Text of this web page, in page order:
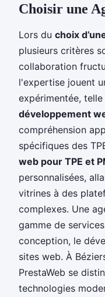
Choisir une
Lors du choix
plusieurs critères
collaboration
l'expertise jouent
expérimentée,
développement
compréhension
spécifiques des
web pour TPE et
personnalisées,
vitrines à des
complexes. Une
gamme de
conception, le
sites web. À
PrestaWeb se
technologies